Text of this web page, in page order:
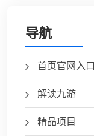
导航
首页官网入口
解读九游
精品项目